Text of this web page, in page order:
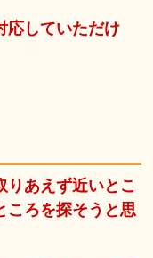
応していただけ
りあえず近いとこ
ころを探そうと思